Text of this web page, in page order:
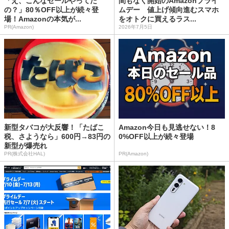
の？」80％OFF以上が続々登
場！Amazonの本気が...
PR(Amazon)
ムデー 値上げ傾向進むスマホ
をオトクに買えるラス...
2026年7月5日
新型タバコが大反響！「たばこ
税、さようなら」600円→83円の
新型が爆売れ
PR(株式会社HAL)
Amazon今日も見逃せない！8
0%OFF以上が続々登場
PR(Amazon)